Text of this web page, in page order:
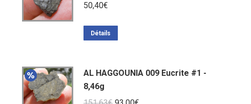
50,40€
Détails
AL HAGGOUNIA 009 Eucrite #1 -
8,46g
Le